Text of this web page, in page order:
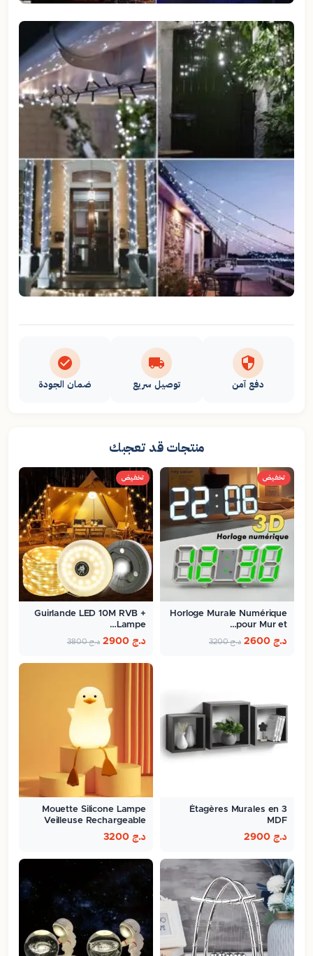
دفع آمن توصيل سريع ضمان الجودة
منتجات قد تعجبك
تخفيض
Horloge Murale Numérique
pour Mur et…
د.ج د.ج3200
تخفيض
Guirlande LED 10M RVB +
Lampe…
د.ج د.ج3800
3 Étagères Murales en
MDF
د.ج
Mouette Silicone Lampe
Veilleuse Rechargeable
Pour…
د.ج